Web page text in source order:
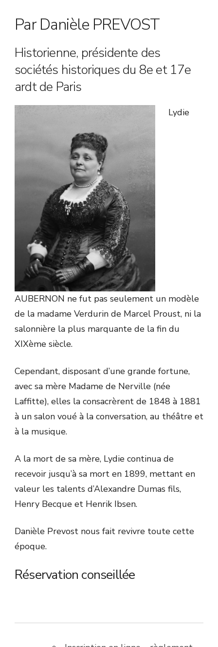
Par Danièle PREVOST
Historienne, présidente des
sociétés historiques du 8e et 17e
ardt de Paris
Lydie
AUBERNON ne fut pas seulement un modèle
de la madame Verdurin de Marcel Proust, ni la
salonnière la plus marquante de la fin du
XIXème siècle.
Cependant, disposant d’une grande fortune,
avec sa mère Madame de Nerville (née
Laffitte), elles la consacrèrent de 1848 à 1881
à un salon voué à la conversation, au théâtre et
à la musique.
A la mort de sa mère, Lydie continua de
recevoir jusqu’à sa mort en 1899, mettant en
valeur les talents d’Alexandre Dumas fils,
Henry Becque et Henrik Ibsen.
Danièle Prevost nous fait revivre toute cette
époque.
Réservation conseillée